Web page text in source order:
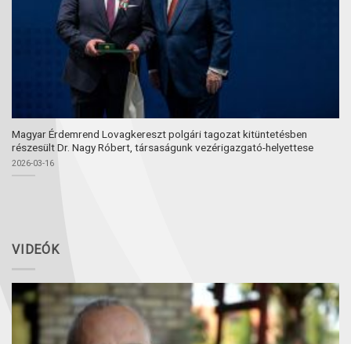
Magyar Érdemrend Lovagkereszt polgári tagozat kitüntetésben
részesült Dr. Nagy Róbert, társaságunk vezérigazgató-helyettese
2026-03-16
VIDEÓK